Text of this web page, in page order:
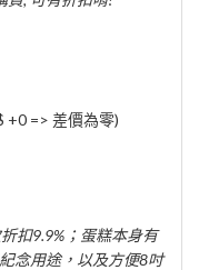
+0 => 差價為零)
扣9.9%；蛋糕本身有
念用途，以及方便8吋